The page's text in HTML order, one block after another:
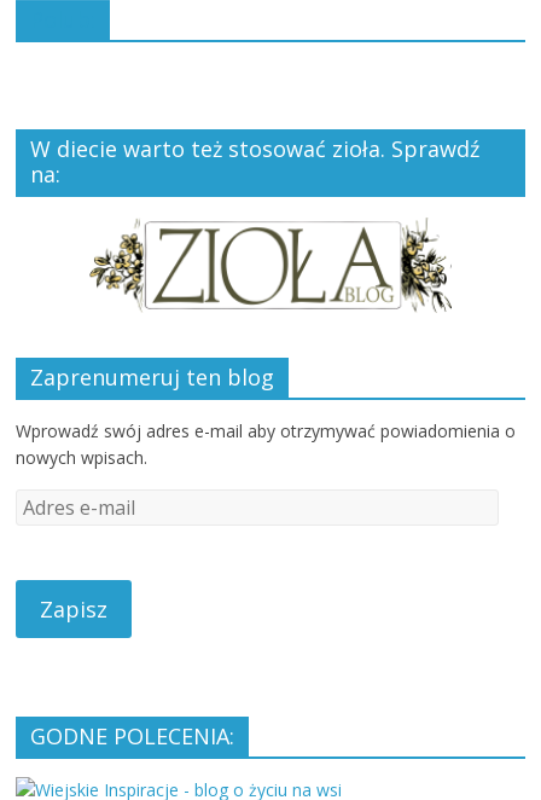
W diecie warto też stosować zioła. Sprawdź
na:
Zaprenumeruj ten blog
Wprowadź swój adres e-mail aby otrzymywać powiadomienia o
nowych wpisach.
A
e
e
a
GODNE POLECENIA: